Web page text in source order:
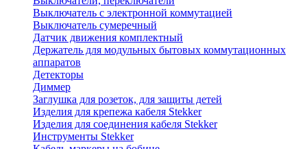
Выключатель с электронной коммутацией
Выключатель сумеречный
Датчик движения комплектный
Держатель для модульных бытовых коммутационных
аппаратов
Детекторы
Диммер
Заглушка для розеток, для защиты детей
Изделия для крепежа кабеля Stekker
Изделия для соединения кабеля Stekker
Инструменты Stekker